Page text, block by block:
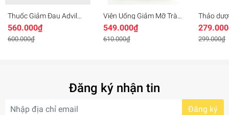
>>>Vậy bạn còn tính “sống chung” với chúng tới khi nào
nữa? Hãy để
Detoxic – diệt ký sinh trùng giúp bạn
lấy lại cơ
thể khỏe mạnh
ngay thôi nào.
Detoxic - diệt ký sinh trùng là sản phẩm chăm sóc cơ thể bạn
Thuốc Giảm Đau Advil
Liqui Gels 200mg Hộp
300 Viên Của Mỹ
560.000₫
600.000₫
Viên Uống Giảm Mỡ Trà
Xanh Green Tea Fat
Burner 400mg Chính
Hãng USA Mỹ
549.000₫
610.000₫
Thảo
Hương
299.000₫
Đăng ký nhận tin
Đăng ký